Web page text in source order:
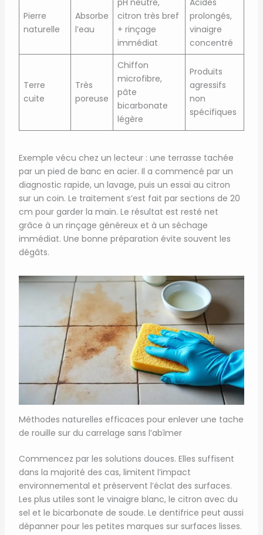
Pierre
naturelle
Absorbe
l’eau
pH neutre,
citron très bref
+ rinçage
immédiat
Acides
prolongés,
vinaigre
concentré
Terre
cuite
Très
poreuse
Chiffon
microfibre,
pâte
bicarbonate
légère
Produits
agressifs
non
spécifiques
Exemple vécu chez un lecteur : une terrasse tachée
par un pied de banc en acier. Il a commencé par un
diagnostic rapide, un lavage, puis un essai au citron
sur un coin. Le traitement s’est fait par sections de 20
cm pour garder la main. Le résultat est resté net
grâce à un rinçage généreux et à un séchage
immédiat. Une bonne préparation évite souvent les
dégâts.
Méthodes naturelles efficaces pour enlever une tache
de rouille sur du carrelage sans l’abîmer
Commencez par les solutions douces. Elles suffisent
dans la majorité des cas, limitent l’impact
environnemental et préservent l’éclat des surfaces.
Les plus utiles sont le vinaigre blanc, le citron avec du
sel et le bicarbonate de soude. Le dentifrice peut aussi
dépanner pour les petites marques sur surfaces lisses.